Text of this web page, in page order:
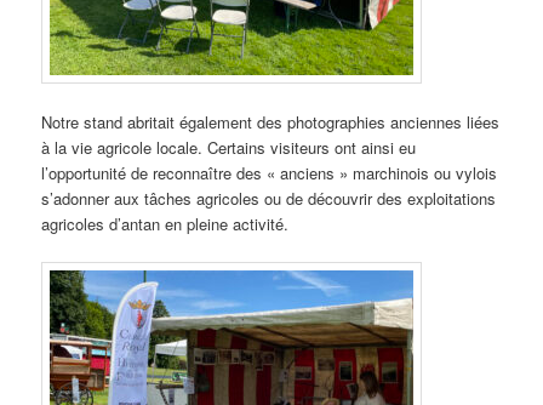
Notre stand abritait également des photographies anciennes liées
à la vie agricole locale. Certains visiteurs ont ainsi eu
l’opportunité de reconnaître des « anciens » marchinois ou vylois
s’adonner aux tâches agricoles ou de découvrir des exploitations
agricoles d’antan en pleine activité.